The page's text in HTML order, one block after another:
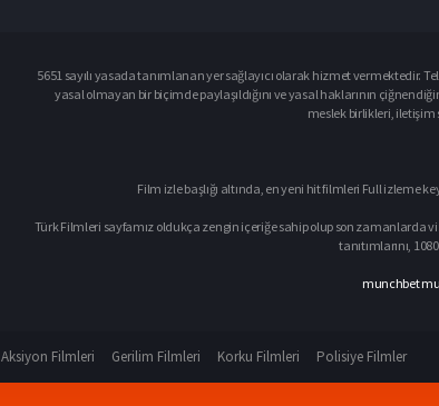
5651 sayılı yasada tanımlanan yer sağlayıcı olarak hizmet vermektedir.
yasal olmayan bir biçimde paylaşıldığını ve yasal haklarının
meslek birlikleri, iletişim
Film izle başlığı altında, en yeni hit filmleri Full izleme
Türk Filmleri sayfamız oldukça zengin içeriğe sahip olup son zamanlarda
tanıtımlarını,
munchbet
Aksiyon Filmleri Gerilim Filmleri Korku Filmleri Polisiye Filmler